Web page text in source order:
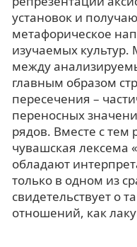
установок и
метафорическое
изучаемых
между
главным образом
пересечения –
переносных
рядов. Вместе с тем
чувашская лексема
обладают
только в одном из
свидетельствует о
отношений, как